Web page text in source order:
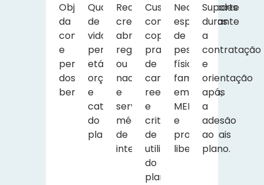
Objetivo
da
contratação
e
perfil
dos
beneficiários.
Quantidade
de
vidas,
perfil
etário,
orçamento
e
categoria
do
plano.
Rede
credenciada,
abrangência
regional
ou
nacional
e
serviços
médicos
de
interesse.
Custos
com
coparticipação,
prazos
de
carência,
reembolso
e
critérios
de
utilização
do
plano.
Necessidades
específicas
de
pessoas
físicas,
famílias,
empresas,
MEIs
e
profissionais
liberais.
Suporte
durante
a
contratação
e
orientação
após
a
adesão
ao
plano.